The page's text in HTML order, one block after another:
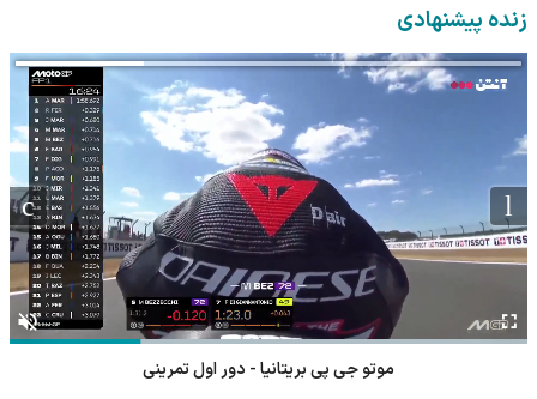
زنده پیشنهادی
موتو جی پی بریتانیا - دور اول تمرینی